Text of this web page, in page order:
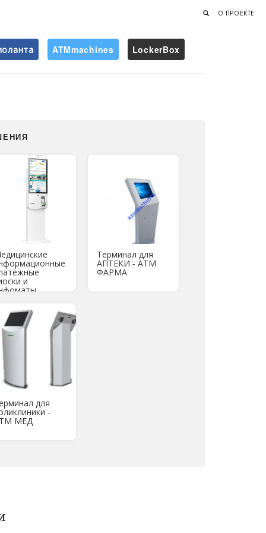
О ПРОЕКТЕ
ATMmachines LockerBox
и
Терминал для
АПТЕКИ - АТМ
ФАРМА
для
-
МЕД